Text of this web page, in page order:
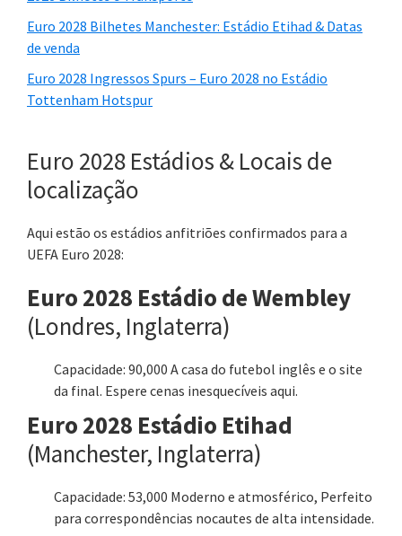
Euro 2028 Bilhetes Manchester: Estádio Etihad & Datas
de venda
Euro 2028 Ingressos Spurs – Euro 2028 no Estádio
Tottenham Hotspur
Euro 2028 Estádios & Locais de
localização
Aqui estão os estádios anfitriões confirmados para a
UEFA Euro 2028:
Euro 2028 Estádio de Wembley
(Londres, Inglaterra)
Capacidade: 90,000 A casa do futebol inglês e o site
da final. Espere cenas inesquecíveis aqui.
Euro 2028 Estádio Etihad
(Manchester, Inglaterra)
Capacidade: 53,000 Moderno e atmosférico, Perfeito
para correspondências nocautes de alta intensidade.